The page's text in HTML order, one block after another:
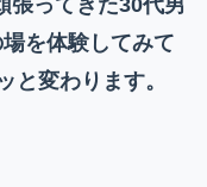
を体験してみて
と変わります。